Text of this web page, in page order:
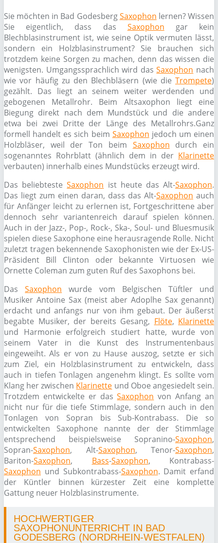
Sie möchten in Bad GodesbergSaxophon lernen? Wissen
Sie eigentlich, dass das Saxophon gar kein
Blechblasinstrument ist, wie seine Optik vermuten lässt,
sondern ein Holzblasinstrument? Sie brauchen sich
trotzdem keine Sorgen zu machen, denn das wissen die
wenigsten. Umgangssprachlich wird dasSaxophon nach
wie vor häufig zu den Blechbläsern (wie die Trompete)
gezählt. Das liegt an seinem weiter werdenden und
gebogenen Metallrohr. Beim Altsaxophon liegt eine
Biegung direkt nach dem Mundstück und die andere
etwa bei zwei Dritte der Länge des Metallrohrs.Ganz
formell handelt es sich beim Saxophon jedoch um einen
Holzbläser, weil der Ton beim Saxophon durch ein
sogenanntes Rohrblatt (ähnlich dem in der Klarinette
verbauten) innerhalb eines Mundstücks erzeugt wird.
Das beliebtesteSaxophon ist heute das Alt-Saxophon.
Das liegt zum einen daran, dass das Alt-Saxophon auch
für Anfänger leicht zu erlernen ist, Fortgeschrittene aber
dennoch sehr variantenreich darauf spielen können.
Auch in der Jazz-, Pop-, Rock-, Ska-, Soul- und Bluesmusik
spielen diese Saxophone eine herausragende Rolle. Nicht
zuletzt tragen bekennende Saxophonisten wie der Ex-US-
Präsident Bill Clinton oder bekannte Virtuosen wie
Ornette Coleman zum guten Ruf des Saxophons bei.
DasSaxophon wurde vom Belgischen Tüftler und
Musiker Antoine Sax (meist aber Adoplhe Sax genannt)
erdacht und anfangs nur von ihm gebaut. Der äußerst
begabte Musiker, der bereits Gesang, Flöte, Klarinette
und Harmonie erfolgreich studiert hatte, wurde von
seinem Vater in die Kunst des Instrumentenbaus
eingeweiht. Als er von zu Hause auszog, setzte er sich
zum Ziel, ein Holzblasinstrument zu entwickeln, dass
auch in tiefen Tonlagen angenehm klingt. Es sollte vom
Klang her zwischen Klarinette und Oboe angesiedelt sein.
Trotzdem entwickelte er dasSaxophon von Anfang an
nicht nur für die tiefe Stimmlage, sondern auch in den
Tonlagen von Sopran bis Sub-Kontrabass. Die so
entwickelten Saxophone nannte der der Stimmlage
entsprechend beispielsweise Sopranino-Saxophon,
Sopran-Saxophon, Alt-Saxophon, Tenor-Saxophon,
Bariton-Saxophon, Bass-Saxophon, Kontrabass-
Saxophon und Subkontrabass-Saxophon. Damit erfand
der Küntler binnen kürzester Zeit eine komplette
Gattung neuer Holzblasinstrumente.
HOCHWERTIGER
SAXOPHONUNTERRICHT IN BAD
GODESBERG (NORDRHEIN-WESTFALEN)